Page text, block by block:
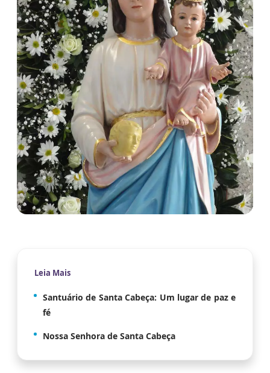
Leia Mais
Santuário de Santa Cabeça: Um lugar de paz e
fé
Nossa Senhora de Santa Cabeça